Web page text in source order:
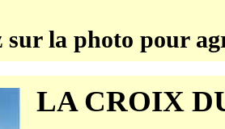
sur la photo pour
LA CROIX